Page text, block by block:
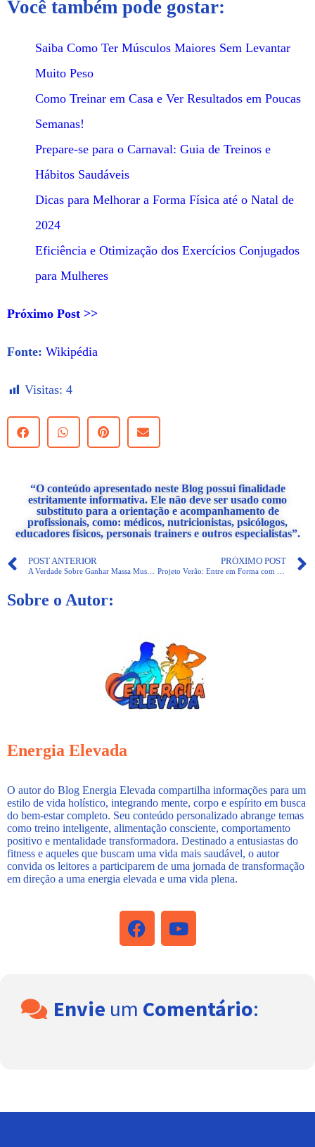
Você também pode gostar:
Saiba Como Ter Músculos Maiores Sem Levantar
Muito Peso
Como Treinar em Casa e Ver Resultados em Poucas
Semanas!
Prepare-se para o Carnaval: Guia de Treinos e
Hábitos Saudáveis
Dicas para Melhorar a Forma Física até o Natal de
2024
Eficiência e Otimização dos Exercícios Conjugados
para Mulheres
Próximo Post >>
Fonte: Wikipédia
Visitas: 4
“O conteúdo apresentado neste Blog possui finalidade
estritamente informativa. Ele não deve ser usado como
substituto para a orientação e acompanhamento de
profissionais, como: médicos, nutricionistas, psicólogos,
educadores físicos, personais trainers e outros especialistas”.
POST ANTERIOR PRÓXIMO POST
Sobre o Autor:
Energia Elevada
O autor do Blog Energia Elevada compartilha informações para um
estilo de vida holístico, integrando mente, corpo e espírito em busca
do bem-estar completo. Seu conteúdo personalizado abrange temas
como treino inteligente, alimentação consciente, comportamento
positivo e mentalidade transformadora. Destinado a entusiastas do
fitness e aqueles que buscam uma vida mais saudável, o autor
convida os leitores a participarem de uma jornada de transformação
em direção a uma energia elevada e uma vida plena.
Envie um Comentário: